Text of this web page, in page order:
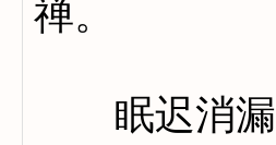
禅。
眠迟消漏